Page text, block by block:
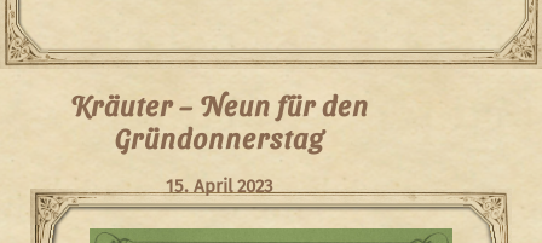
Kräuter – Neun für den
Gründonnerstag
15. April 2023